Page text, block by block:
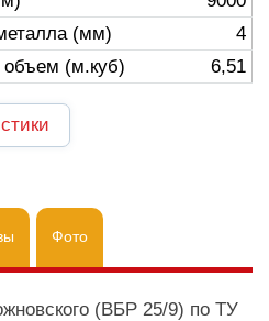
(мм)
4
(м.куб)
6,51
Фото
(ВБР 25/9) по ТУ